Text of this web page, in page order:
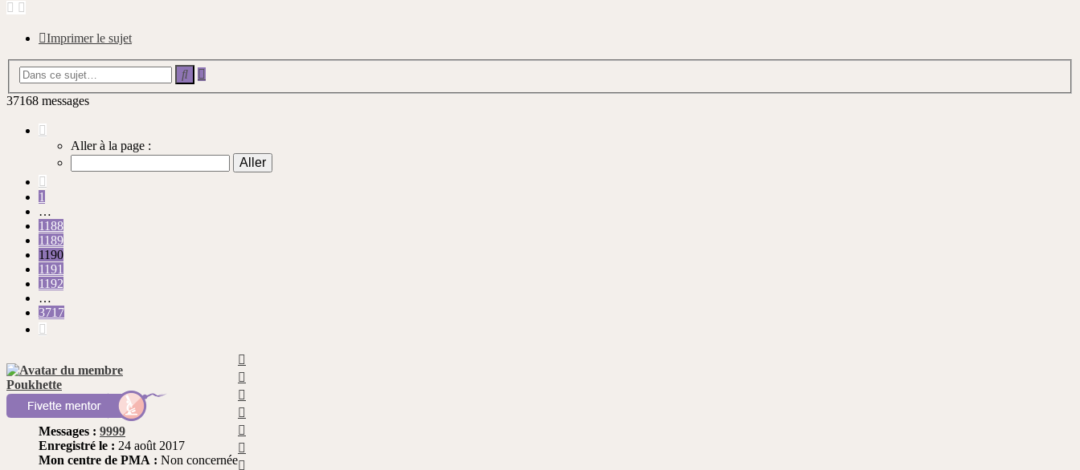
Imprimer le sujet
Rechercher
Recherche
avancée
37168 messages
1190
3717
Aller à la page :
1
…
1188
1189
1190
1191
1192
…
3717
Poukhette
Messages : 9999
Enregistré le : 24 août 2017
Mon centre de PMA : Non concernée